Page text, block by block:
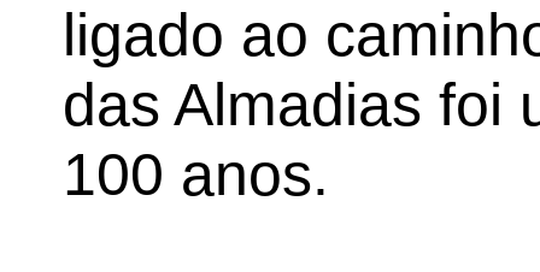
ligado ao
das Almadias foi
100 anos.